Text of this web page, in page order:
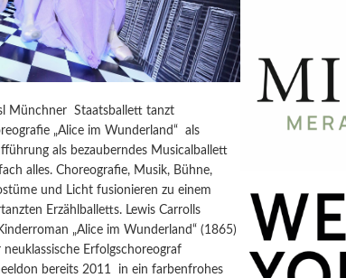
Münchner Staatsballett tanzt
„Alice im Wunderland“ als
als bezauberndes Musicalballett
alles. Choreografie, Musik, Bühne,
und Licht fusionieren zu einem
Erzählballetts. Lewis Carrolls
„Alice im Wunderland“ (1865)
Erfolgschoreograf
bereits 2011 in ein farbenfrohes